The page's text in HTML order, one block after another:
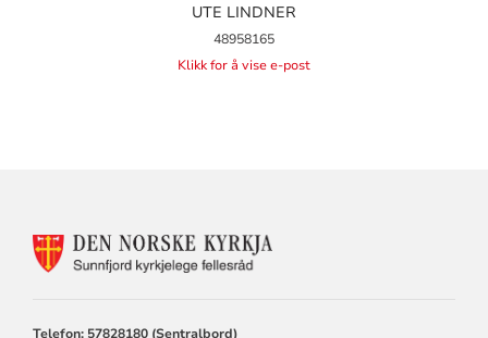
UTE LINDNER
48958165
Klikk for å vise e-post
KONTAKTINFORMASJON
Telefon: 57828180 (Sentralbord)